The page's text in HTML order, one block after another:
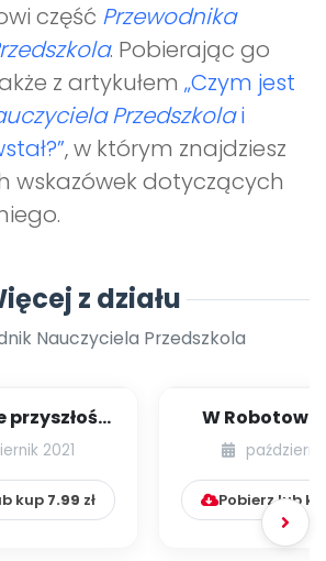
część Przewodnika
. Pobierając go
z artykułem „Czym jest
Przedszkolai
, w którym znajdziesz
wskazówek dotyczących
z działu
Nauczyciela Przedszkola
młodsze -
2021
kup 7.99 zł
W
dzieci
Pobierz lub